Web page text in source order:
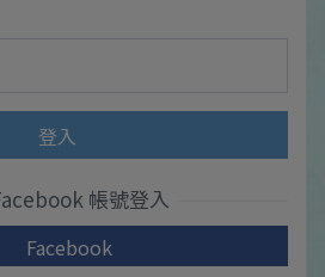
登入
帳號登入
Facebook